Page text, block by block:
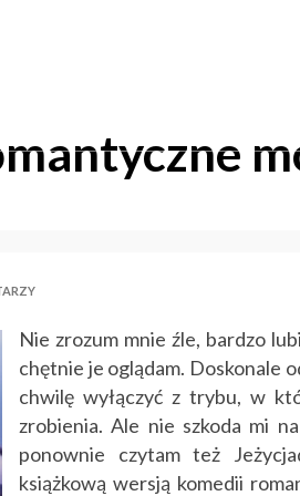
Nie zrozum mnie źle, bardzo
chętnie je oglądam. Doskonale
chwilę wyłączyć z trybu, w
zrobienia. Ale nie szkoda mi
ponownie czytam też
książkową wersją komedii